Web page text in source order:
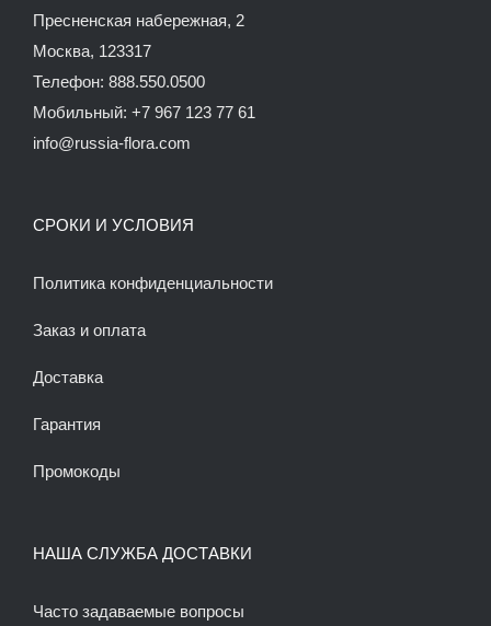
Пресненская набережная, 2
Москва, 123317
Телефон: 888.550.0500
Мобильный: +7 967 123 77 61
info@russia-flora.com
СРОКИ И УСЛОВИЯ
Политика конфиденциальности
Заказ и оплата
Доставка
Гарантия
Промокоды
НАША СЛУЖБА ДОСТАВКИ
Часто задаваемые вопросы